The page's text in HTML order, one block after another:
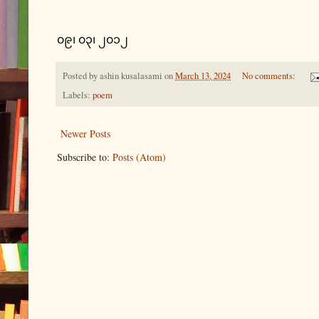
၀၉၊ ၀၃၊ ၂၀၁၂
Posted byashin kusalasami onMarch 13, 2024
No comments:
Labels: poem
Newer Posts
Subscribe to: Posts (Atom)